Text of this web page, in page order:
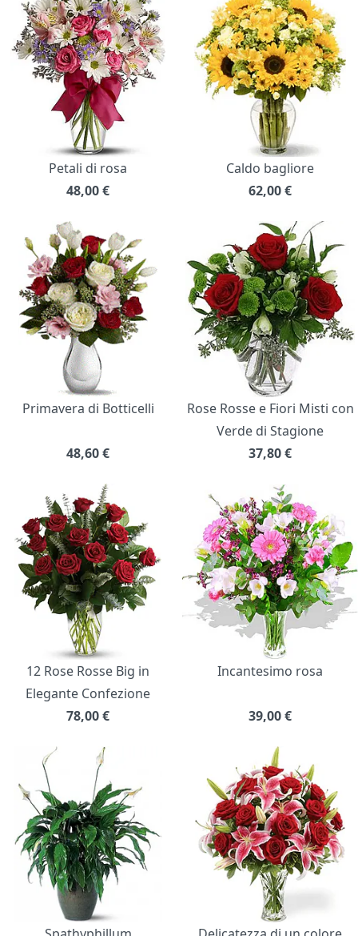
Petali di rosa
48,00€
Caldo bagliore
62,00€
Primavera di Botticelli
48,60€
Rose Rosse e Fiori Misti con
Verde di Stagione
37,80€
12 Rose Rosse Big in
Elegante Confezione
78,00€
Incantesimo rosa
39,00€